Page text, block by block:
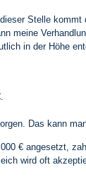
Stelle
meine
in der Höhe
Das kann
€ angesetzt,
wird oft